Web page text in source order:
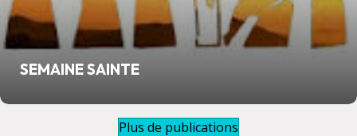
SEMAINE SAINTE
Plus de publications